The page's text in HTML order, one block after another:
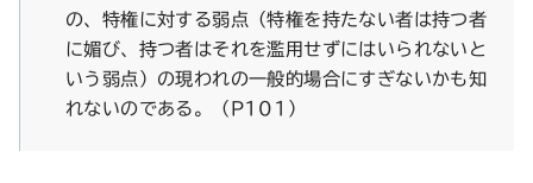
の、特権に対する弱点（特権を持たない者は持つ者
に媚び、持つ者はそれを濫用せずにはいられないと
いう弱点）の現われの一般的場合にすぎないかも知
れないのである。（P101）